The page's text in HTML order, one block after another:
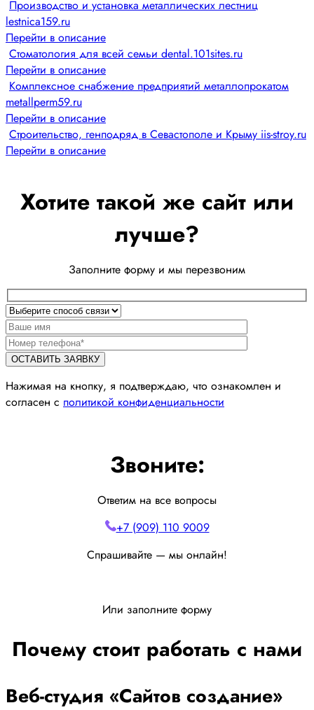
Производство и установка металлических лестниц
lestnica159.ru
Перейти в описание
Стоматология для всей семьи dental.101sites.ru
Перейти в описание
Комплексное снабжение предприятий металлопрокатом
metallperm59.ru
Перейти в описание
Строительство, генподряд в Севастополе и Крыму iis-stroy.ru
Перейти в описание
Хотите такой же сайт или
лучше?
Заполните форму и мы перезвоним
Нажимая на кнопку, я подтверждаю, что ознакомлен и
согласен с политикой конфиденциальности
Звоните:
Ответим на все вопросы
+7 (909) 110 9009
Спрашивайте — мы онлайн!
Или заполните форму
Почему стоит работать с нами
Веб-студия «Сайтов создание»